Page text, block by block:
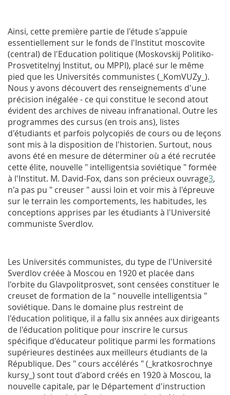
Ainsi, cette première partie de l'étude s'appuie
essentiellement sur le fonds de l'Institut moscovite
(central) de l'Education politique (Moskovskij Politiko-
Prosvetitelnyj Institut, ou MPPI), placé sur le même
pied que les Universités communistes (_KomVUZy_).
Nous y avons découvert des renseignements d'une
précision inégalée - ce qui constitue le second atout
évident des archives de niveau infranational. Outre les
programmes des cursus (en trois ans), listes
d'étudiants et parfois polycopiés de cours ou de leçons
sont mis à la disposition de l'historien. Surtout, nous
avons été en mesure de déterminer où a été recrutée
cette élite, nouvelle " intelligentsia soviétique " formée
à l'Institut. M. David-Fox, dans son précieux ouvrage3,
n'a pas pu " creuser " aussi loin et voir mis à l'épreuve
sur le terrain les comportements, les habitudes, les
conceptions apprises par les étudiants à l'Université
communiste Sverdlov.
Les Universités communistes, du type de l'Université
Sverdlov créée à Moscou en 1920 et placée dans
l'orbite du Glavpolitprosvet, sont censées constituer le
creuset de formation de la " nouvelle intelligentsia "
soviétique. Dans le domaine plus restreint de
l'éducation politique, il a fallu six années aux dirigeants
de l'éducation politique pour inscrire le cursus
spécifique d'éducateur politique parmi les formations
supérieures destinées aux meilleurs étudiants de la
République. Des " cours accélérés " (_kratkosrochnye
kursy_) sont tout d'abord créés en 1920 à Moscou, la
nouvelle capitale, par le Département d'instruction